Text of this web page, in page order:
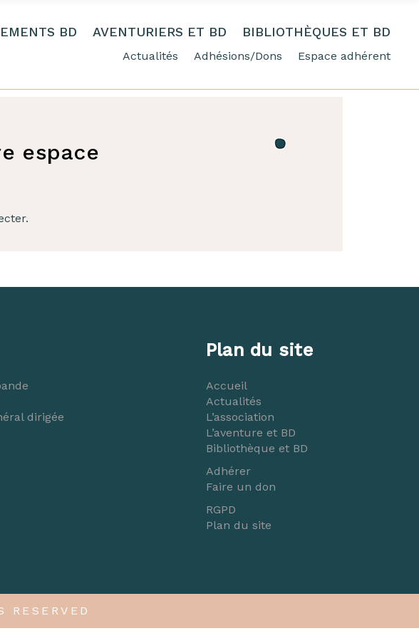
BD AVENTURIERS ET BD BIBLIOTHÈQUES ET BD
Actualités Adhésions/Dons Espace adhérent
espace
dirigée
Plan du site
Accueil
Actualités
L’association
L’aventure et BD
Bibliothèque et BD
Adhérer
Faire un don
RGPD
Plan du site